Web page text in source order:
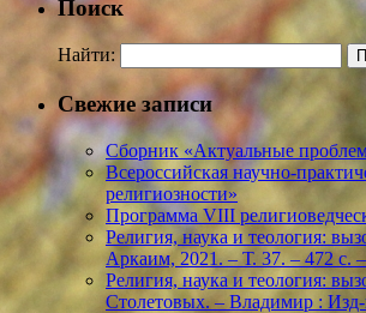
Поиск
Найти:
Свежие записи
Сборник «Актуальные
Всероссийская научно-
религиозности»
Программа VIII
Религия, наука и теология:
Аркаим, 2021. – Т. 37. – 472 с.
Религия, наука и теология:
Столетовых. – Владимир :